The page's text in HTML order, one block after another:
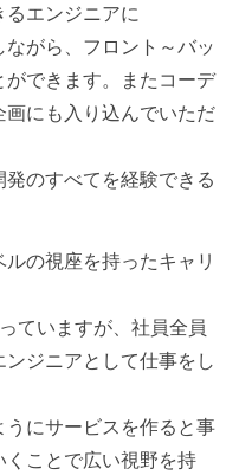
エンジニアに
がら、フロント～バッ
できます。またコーデ
にも入り込んでいただ
のすべてを経験できる
の視座を持ったキャリ
ていますが、社員全員
ジニアとして仕事をし
にサービスを作ると事
ことで広い視野を持